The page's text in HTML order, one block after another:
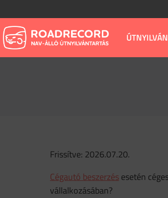
Frissítve: 2026.07.20.
Cégautó beszerzésesetén
vállalkozásában?